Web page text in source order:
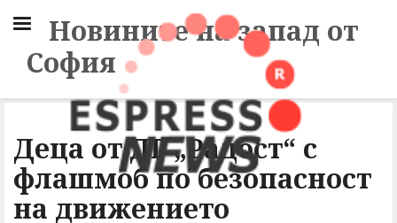
Новините на запад от
София
Деца от ДГ „Радост“ с
флашмоб по безопасност
на движението